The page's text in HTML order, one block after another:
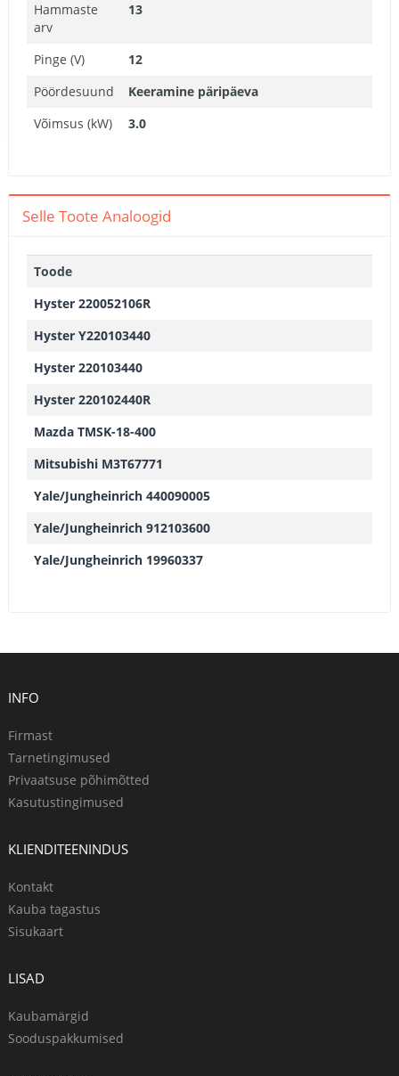
Hammaste
arv
13
Pinge (V)
12
Pöördesuund
Keeramine päripäeva
Võimsus (kW)
3.0
Selle Toote Analoogid
Toode
Hyster 220052106R
Hyster Y220103440
Hyster 220103440
Hyster 220102440R
Mazda TMSK-18-400
Mitsubishi M3T67771
Yale/Jungheinrich 440090005
Yale/Jungheinrich 912103600
Yale/Jungheinrich 19960337
INFO
Firmast
Tarnetingimused
Privaatsuse põhimõtted
Kasutustingimused
KLIENDITEENINDUS
Kontakt
Kauba tagastus
Sisukaart
LISAD
Kaubamärgid
Sooduspakkumised